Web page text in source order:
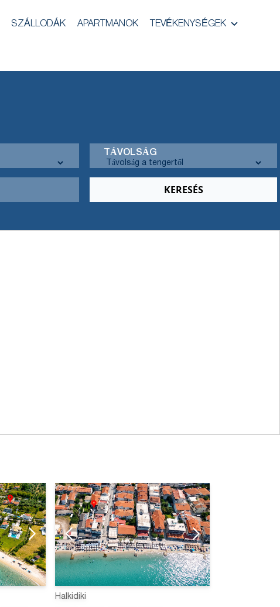
SZÁLLODÁK APARTMANOK TEVÉKENYSÉGEK
TÁVOLSÁG
Halkidiki